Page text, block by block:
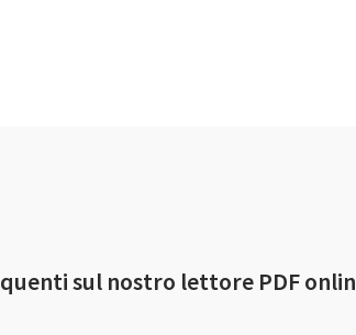
sul nostro lettore PDF